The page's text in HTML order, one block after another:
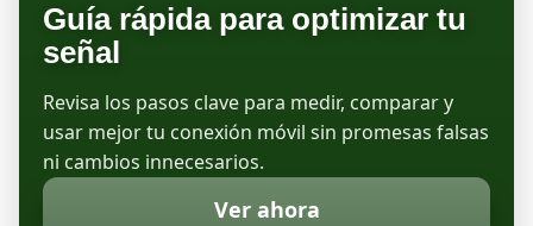
Guía rápida para optimizar tu
señal
Revisa los pasos clave para medir, comparar y
usar mejor tu conexión móvil sin promesas falsas
ni cambios innecesarios.
Ver ahora